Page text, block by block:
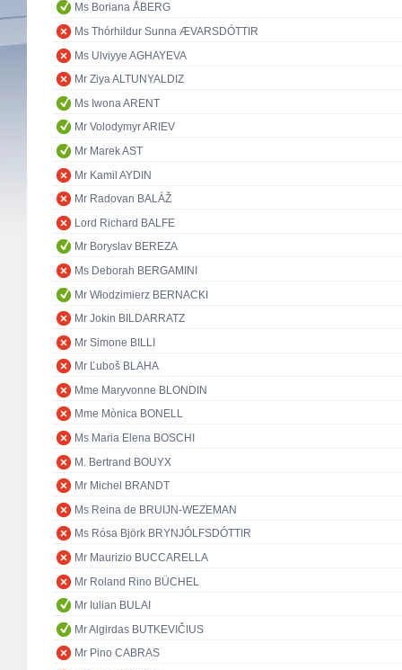
Ms Boriana ÅBERG
Ms Thórhildur Sunna ÆVARSDÓTTIR
Ms Ulviyye AGHAYEVA
Mr Ziya ALTUNYALDIZ
Ms Iwona ARENT
Mr Volodymyr ARIEV
Mr Marek AST
Mr Kamil AYDIN
Mr Radovan BALÁŽ
Lord Richard BALFE
Mr Boryslav BEREZA
Ms Deborah BERGAMINI
Mr Włodzimierz BERNACKI
Mr Jokin BILDARRATZ
Mr Simone BILLI
Mr Ľuboš BLAHA
Mme Maryvonne BLONDIN
Mme Mònica BONELL
Ms Maria Elena BOSCHI
M. Bertrand BOUYX
Mr Michel BRANDT
Ms Reina de BRUIJN-WEZEMAN
Ms Rósa Björk BRYNJÓLFSDÓTTIR
Mr Maurizio BUCCARELLA
Mr Roland Rino BÜCHEL
Mr Iulian BULAI
Mr Algirdas BUTKEVIČIUS
Mr Pino CABRAS